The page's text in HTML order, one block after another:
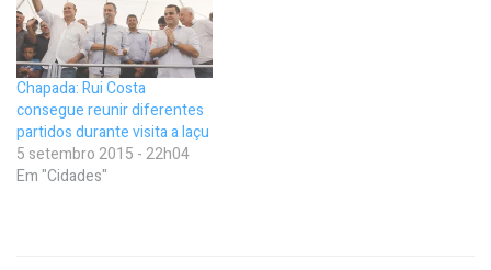
Chapada: Rui Costa
consegue reunir diferentes
partidos durante visita a Iaçu
5 setembro 2015 - 22h04
Em "Cidades"